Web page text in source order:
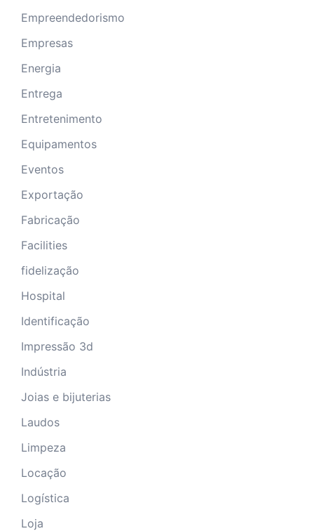
Empreendedorismo
Empresas
Energia
Entrega
Entretenimento
Equipamentos
Eventos
Exportação
Fabricação
Facilities
fidelização
Hospital
Identificação
Impressão 3d
Indústria
Joias e bijuterias
Laudos
Limpeza
Locação
Logística
Loja